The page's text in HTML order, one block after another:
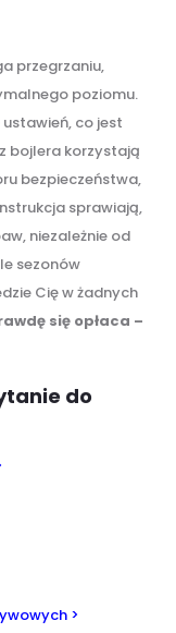
przegrzaniu,
poziomu.
co jest
bojlera korzystają
bezpieczeństwa,
sprawiają,
niezależnie od
sezonów
Cię w żadnych
się opłaca –
do
>